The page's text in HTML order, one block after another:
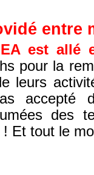
entre
est allé
pour la
leurs
accepté
des
Et tout le